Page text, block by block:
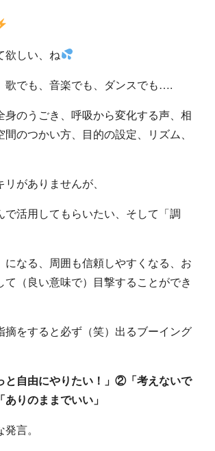
欲しい、ね
歌でも、音楽でも、ダンスでも….
身のうごき、呼吸から変化する声、相
のつかい方、目的の設定、リズム、
がありませんが、
で活用してもらいたい、そして「調
になる、周囲も信頼しやすくなる、お
て（良い意味で）目撃することができ
摘をすると必ず（笑）出るブーイング
自由にやりたい！」②「考えないで
りのままでいい」
言。